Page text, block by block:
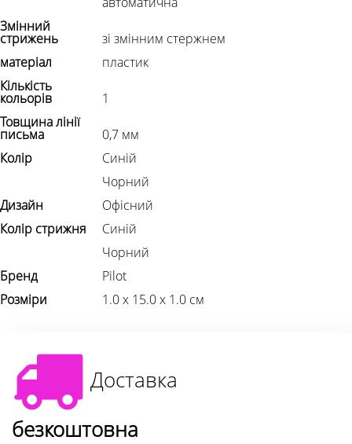
Змінний
стрижень
зі змінним стержнем
матеріал
пластик
Кількість
кольорів
1
Товщина лінії
письма
0,7 мм
Колір
Синій
Чорний
Дизайн
Офісний
Колір стрижня
Синій
Чорний
Бренд
Pilot
Розміри
1.0 х 15.0 х 1.0 см
Доставка
безкоштовна